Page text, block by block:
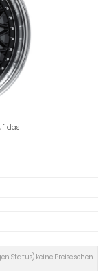
das
Status) keine Preise sehen.